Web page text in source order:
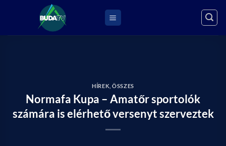
HÍREK ,ÖSSZES
Normafa Kupa – Amatőr sportolók
számára is elérhető versenyt szerveztek